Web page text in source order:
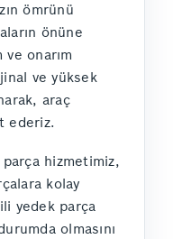
ömrünü
önüne
ve onarım
ve yüksek
araç
ederiz.
hizmetimiz,
kolay
yedek parça
olmasını